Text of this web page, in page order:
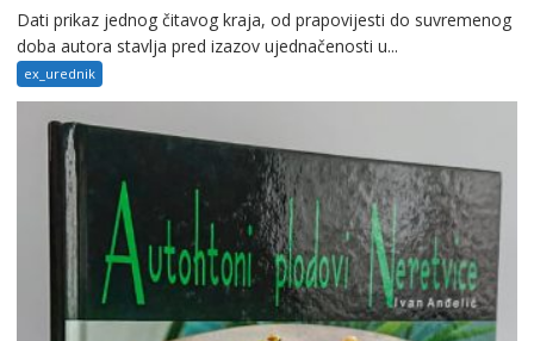
Dati prikaz jednog čitavog kraja, od prapovijesti do suvremenog
doba autora stavlja pred izazov ujednačenosti u...
ex_urednik